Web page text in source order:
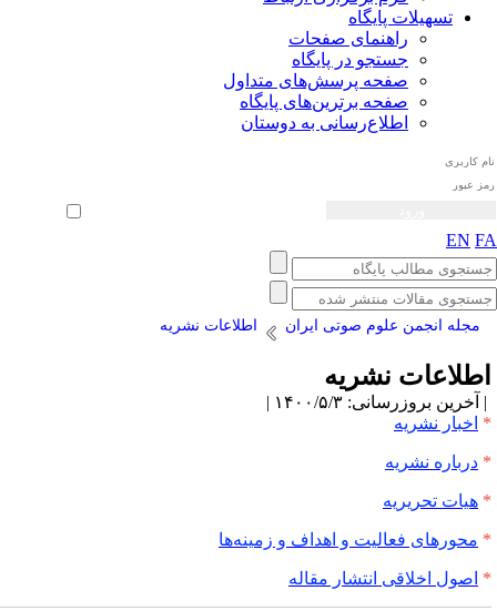
تسهیلات پایگاه
راهنمای صفحات
جستجو در پایگاه
صفحه پرسش‌های متداول
صفحه برترین‌های پایگاه
اطلاع‌رسانی به دوستان
ورود خودکار
EN
مجله انجمن علوم صوتی ایران اطلاعات نشریه
نشریه
بروزرسانی: ۱۴۰۰/۵/۳ |
اخبار نشریه
درباره نشریه
هیات تحریریه
محورهای فعالیت و اهداف و زمینه‌ها
اصول اخلاقی انتشار مقاله